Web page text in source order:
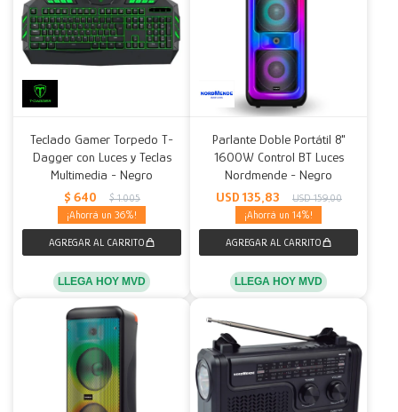
Teclado Gamer Torpedo T-
Dagger con Luces y Teclas
Multimedia - Negro
$ 640 $ 1.005
36
LLEGA HOY MVD
Parlante Doble Portátil 8"
1600W Control BT Luces
Nordmende - Negro
USD 135,83 USD 159,00
14
LLEGA HOY MVD